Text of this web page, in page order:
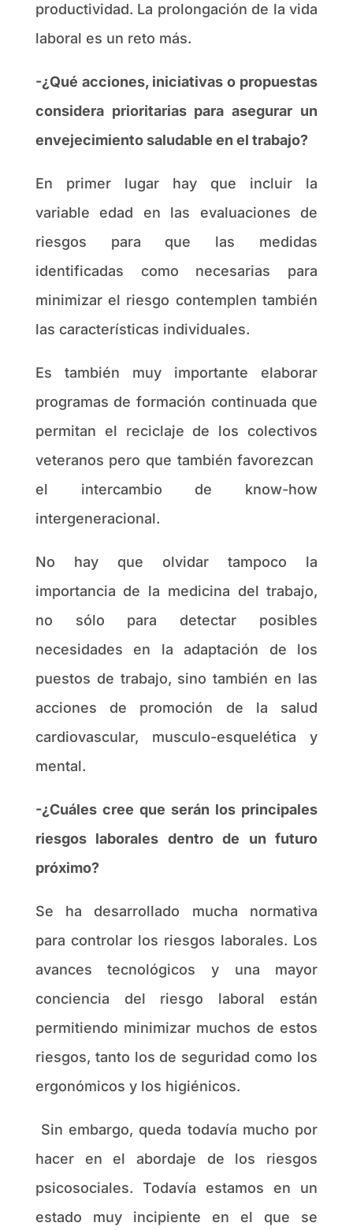
productividad. La prolongación de la vida
laboral es un reto más.
-¿Qué acciones, iniciativas o propuestas
considera prioritarias para asegurar un
envejecimiento saludable en el trabajo?
En primer lugar hay que incluir la
variable edad en las evaluaciones de
riesgos para que las medidas
identificadas como necesarias para
minimizar el riesgo contemplen también
las características individuales.
Es también muy importante elaborar
programas de formación continuada que
permitan el reciclaje de los colectivos
veteranos pero que también favorezcan
el intercambio de know-how
intergeneracional.
No hay que olvidar tampoco la
importancia de la medicina del trabajo,
no sólo para detectar posibles
necesidades en la adaptación de los
puestos de trabajo, sino también en las
acciones de promoción de la salud
cardiovascular, musculo-esquelética y
mental.
-¿Cuáles cree que serán los principales
riesgos laborales dentro de un futuro
próximo?
Se ha desarrollado mucha normativa
para controlar los riesgos laborales. Los
avances tecnológicos y una mayor
conciencia del riesgo laboral están
permitiendo minimizar muchos de estos
riesgos, tanto los de seguridad como los
ergonómicos y los higiénicos.
Sin embargo, queda todavía mucho por
hacer en el abordaje de los riesgos
psicosociales. Todavía estamos en un
estado muy incipiente en el que se